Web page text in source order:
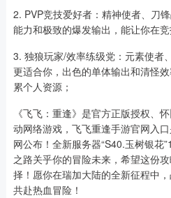
2. PVP竞技爱好者：精神使者、刀
能力和极致的爆发输出，能让你在竞
3. 独狼玩家/效率练级党：元素使者
更适合你，出色的单体输出和清怪
累个人资源；
《飞飞：重逢》是官方正版授权、
动网络游戏，飞飞重逢手游官网入
网公布！全新服务器“S40.玉树银花
之路关乎你的冒险未来，希望这份
择！愿你在瑞加大陆的全新征程中
共赴热血冒险！